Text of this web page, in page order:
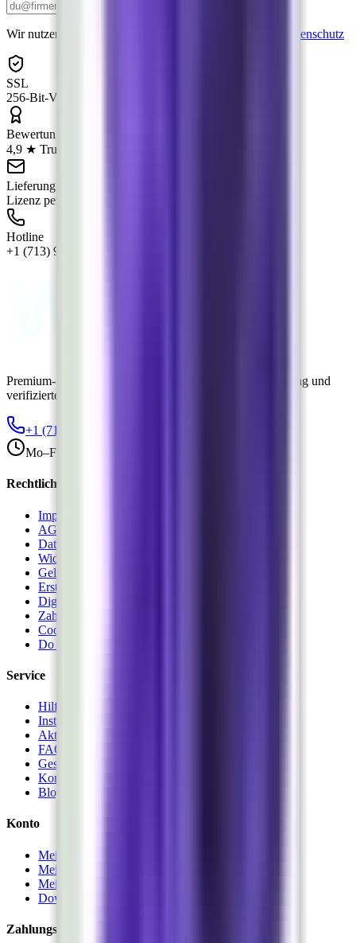
Wir nutzen deine E-Mail nur für den Newsletter. Siehe Datenschutz
SSL
256-Bit-Verschlüsselung
Bewertung
4,9 ★ Trusted Shops
Lieferung
Lizenz per E-Mail in Minuten
Hotline
+1 (713) 930-4217
Premium-Softwarelizenzen mit sofortiger digitaler Lieferung und
verifizierten Partnern.
+1 (713) 930-4217
Mo–Fr 8–20 Uhr, Sa 9–13 Uhr
Rechtliches
Impressum
AGB
Datenschutz
Widerrufsrecht
Geld-zurück
Erstattungsrichtlinie
Digitale Lieferung
Zahlungsrichtlinie
Cookie-Richtlinie
Do Not Sell (USA)
Service
Hilfe-Center
Installationshilfe
Aktivierungshilfe
FAQ
Geschäftskunden
Kontakt
Blog
Konto
Mein Konto
Meine Bestellungen
Meine Lizenzen
Downloads
Zahlungsarten